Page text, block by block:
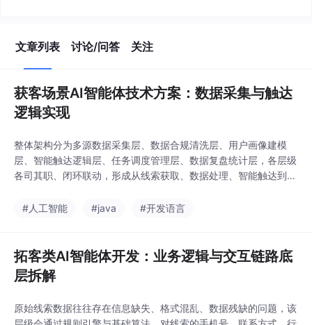
文章列表 讨论/问答 关注
获客场景AI智能体技术方案：数据采集与触达
逻辑实现
整体架构分为多源数据采集层、数据合规清洗层、用户画像建模
层、智能触达逻辑层、任务调度管理层、数据复盘统计层，各层级
各司其职、闭环联动，形成从线索获取、数据处理、智能触达到效
过用户浏览时长、互动频次、咨询关键词、留资意愿、复访次数、
#人工智能 #java #开发语言
拓客类AI智能体开发：业务逻辑与交互链路底
层拆解
原始线索数据往往存在信息缺失、格式混乱、数据残缺的问题，该